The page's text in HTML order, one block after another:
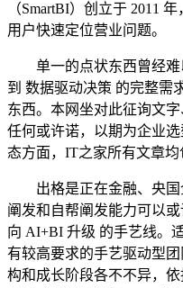
（SmartBI）创立于 2011
用户快速定位营业问题。
单一的点状东西曾经难
到 数据驱动决策 的完整需
东西。本网坐对此征询文
任何或许诺，以期为企业
态方面，IT之家所有文章均
出格是正在金融、央国
阐发和自帮阐发能力可以
向 AI+BI 升级 的手艺线。
有较高要求的手艺驱动型
构和成长阶段各不不异，